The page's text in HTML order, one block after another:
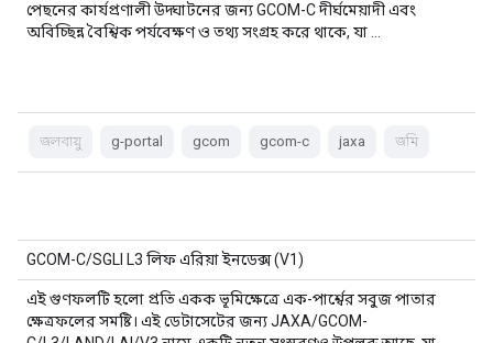
পেছনের কার্যপ্রণালী উদ্ঘাটনের জন্য GCOM-C দীর্ঘমেয়াদী এবং
অবিচ্ছিন্ন বৈশ্বিক পর্যবেক্ষণ ও তথ্য সংগ্রহ করে থাকে, যা …
জলবায়ু g-portal gcom gcom-c jaxa জমি
GCOM-C/SGLI L3 লিফ এরিয়া ইনডেক্স (V1)
এই গুণফলটি হলো প্রতি একক ভূমিক্ষেত্রে এক-পার্শ্বের সবুজ পাতার
ক্ষেত্রফলের সমষ্টি। এই ডেটাসেটের জন্য JAXA/GCOM-